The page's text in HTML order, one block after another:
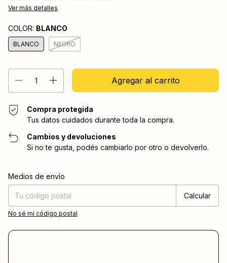
Ver más detalles
COLOR: BLANCO
BLANCO NEGRO
Compra protegida
Tus datos cuidados durante toda la compra.
Cambios y devoluciones
Si no te gusta, podés cambiarlo por otro o devolverlo.
Entregas para el CP:
Medios de envío
Calcular
No sé mi código postal